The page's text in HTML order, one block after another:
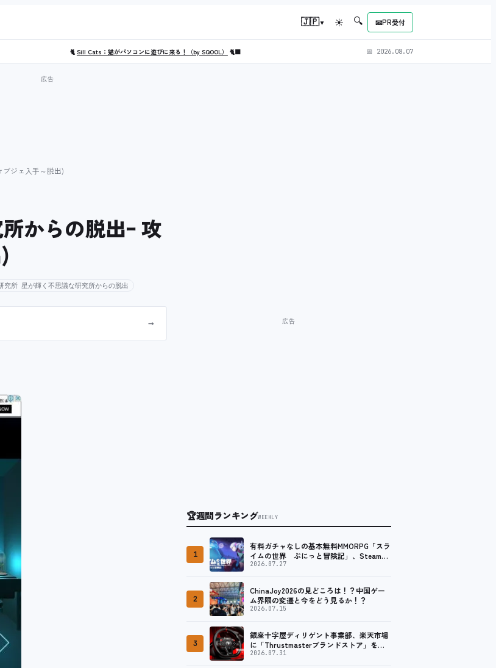
🇯🇵▾ ☀ 🔍 📧PR受付
🐈Sill Cats：猫がパソコンに遊びに来る！（by SQOOL） 🐈‍⬛ 📅 2026.08.07
ブジェ入手～脱出)
からの脱出ｰ 攻
所 星が輝く不思議な研究所からの脱出
→
🏆週間ランキングWEEKLY
1
有料ガチャなしの基本無料MMORPG「スラ
イムの世界 ぷにっと冒険記」、Steam向
けの無料体験版が8月末に配信決定
2026.07.27
2
ChinaJoy2026の見どころは！？中国ゲー
ム界隈の変遷と今をどう見るか！？
2026.07.15
3
銀座十字屋ディリゲント事業部、楽天市場
に「Thrustmasterブランドストア」をオ
ープン。記念キャンペーンでポイントアッ
2026.07.31